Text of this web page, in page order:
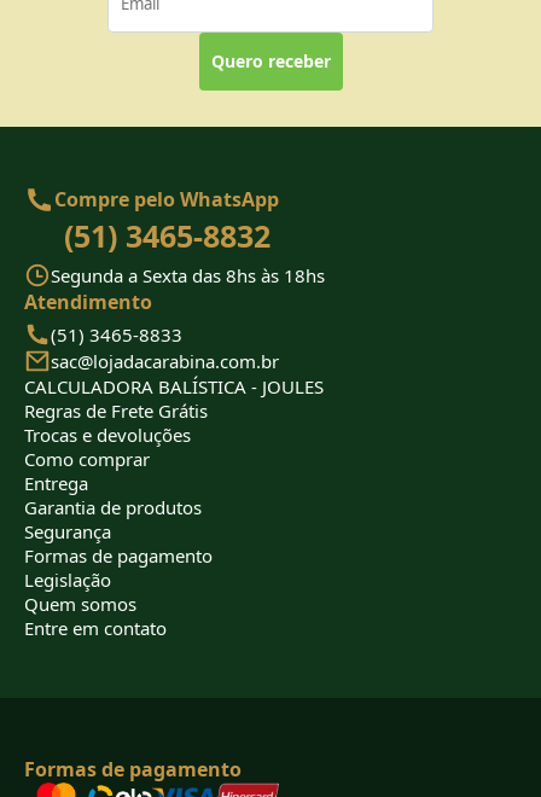
Quero receber
Compre pelo WhatsApp
(51) 3465-8832
Segunda a Sexta das 8hs às 18hs
Atendimento
(51) 3465-8833
sac@lojadacarabina.com.br
CALCULADORA BALÍSTICA - JOULES
Regras de Frete Grátis
Trocas e devoluções
Como comprar
Entrega
Garantia de produtos
Segurança
Formas de pagamento
Legislação
Quem somos
Entre em contato
Formas de pagamento